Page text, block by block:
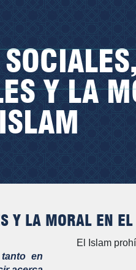
Y LA
Y LA MORAL EN
El Islam
en